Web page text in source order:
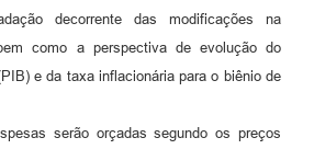
decorrente das modificações na
como a perspectiva de evolução do
e da taxa inflacionária para o biênio de
serão orçadas segundo os preços